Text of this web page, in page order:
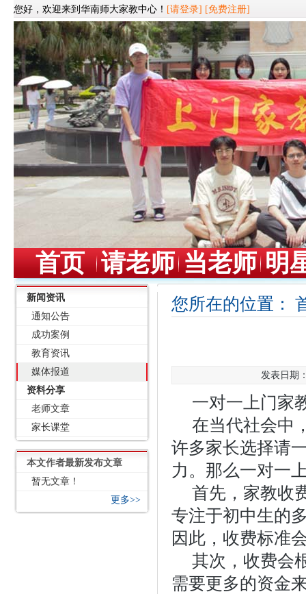
您好，欢迎来到华南师大家教中心！ [请登录] [免费注册]
首页 请老师 当老师 明
新闻资讯
通知公告
成功案例
教育资讯
媒体报道
资料分享
老师文章
家长课堂
本文作者最新发布文章
暂无文章！
更多>>
您所在的位置：
发表日期
一对一上门家
在当代社会中
许多家长选择请
力。那么一对一
首先，家教收
专注于初中生的
因此，收费标准
其次，收费会
需要更多的资金